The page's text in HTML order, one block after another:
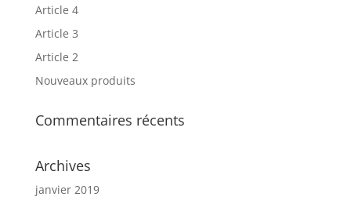
Article 4
Article 3
Article 2
Nouveaux produits
Commentaires récents
Archives
janvier 2019